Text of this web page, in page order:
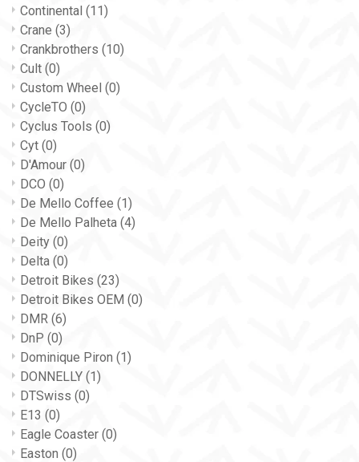
Continental (11)
Crane (3)
Crankbrothers (10)
Cult (0)
Custom Wheel (0)
CycleTO (0)
Cyclus Tools (0)
Cyt (0)
D'Amour (0)
DCO (0)
De Mello Coffee (1)
De Mello Palheta (4)
Deity (0)
Delta (0)
Detroit Bikes (23)
Detroit Bikes OEM (0)
DMR (6)
DnP (0)
Dominique Piron (1)
DONNELLY (1)
DTSwiss (0)
E13 (0)
Eagle Coaster (0)
Easton (0)